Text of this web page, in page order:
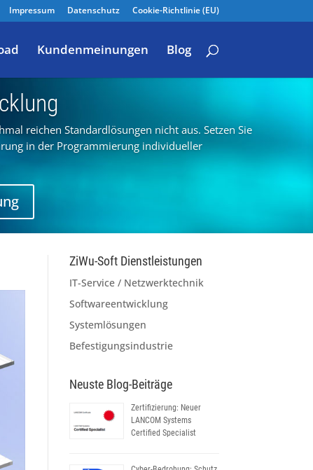
Impressum Datenschutz Cookie-Richtlinie (EU)
Kundenmeinungen Blog
reichen Standardlösungen nicht aus. Setzen Sie
in der Programmierung individueller
ZiWu-Soft Dienstleistungen
IT-Service / Netzwerktechnik
Softwareentwicklung
Systemlösungen
Befestigungsindustrie
Neuste Blog-Beiträge
Zertifizierung: Neuer
LANCOM Systems
Certified Specialist